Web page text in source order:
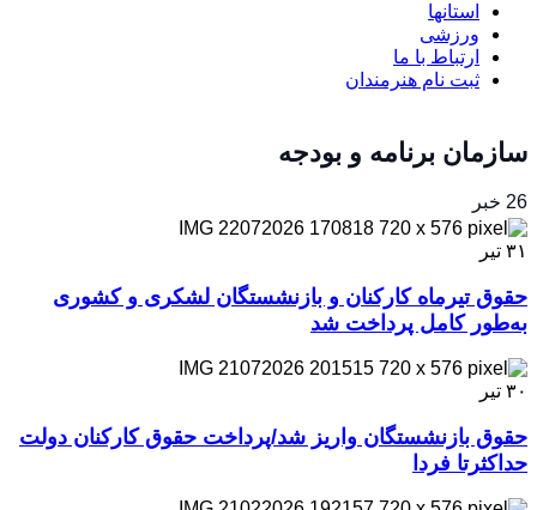
استانها
ورزشی
ارتباط با ما
ثبت نام هنرمندان
سازمان برنامه و بودجه
26 خبر
۳۱ تیر
حقوق تیرماه کارکنان و بازنشستگان لشکری و کشوری
به‌طور کامل پرداخت شد
۳۰ تیر
حقوق بازنشستگان واریز شد/پرداخت حقوق کارکنان دولت
حداکثرتا فردا